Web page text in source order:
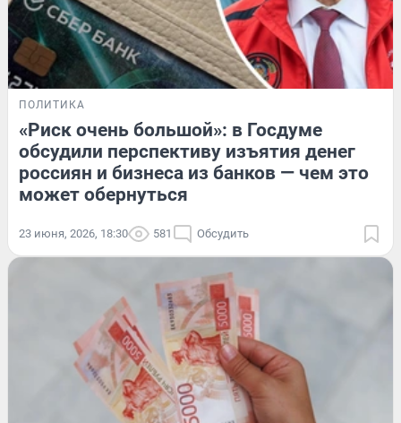
ПОЛИТИКА
«Риск очень большой»: в Госдуме
обсудили перспективу изъятия денег
россиян и бизнеса из банков — чем это
может обернуться
23 июня, 2026, 18:30 581 Обсудить